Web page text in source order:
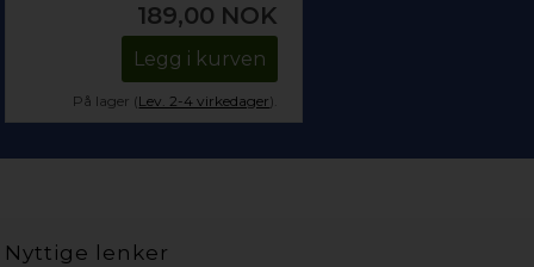
189,00 NOK
Legg i kurven
På lager (Lev. 2-4 virkedager).
Nyttige lenker